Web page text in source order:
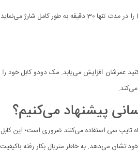
ثانیه رسیده و عملکرد بسیار خوبی را از خود نشان می‌دهد. به